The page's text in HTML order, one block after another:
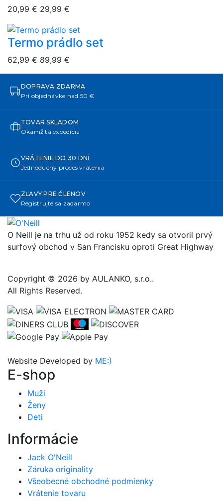
20,99 € 29,99 €
overlay bg
Termo prádlo set
62,99 € 89,99 €
DOPRAVA ZDARMA
Pri objednávke nad 50 €
TOVAR SKLADOM
Okamžitá expedícia
VRÁTENIE DO 30 DNÍ
Jednoduchý proces vrátenia
ZĽAVY PRE ČLENOV
Registrujte sa zadarmo
O Neill je na trhu už od roku 1952 kedy sa otvoril prvý
surfový obchod v San Francisku oproti Great Highway
Copyright © 2026 by AULANKO, s.r.o..
All Rights Reserved.
Website Developed by ME:)
E-shop
Muži
Ženy
Deti
Informácie
Jack O'Neill
Záruka originality
Všeobecné obchodné podmienky
Vrátenie tovaru